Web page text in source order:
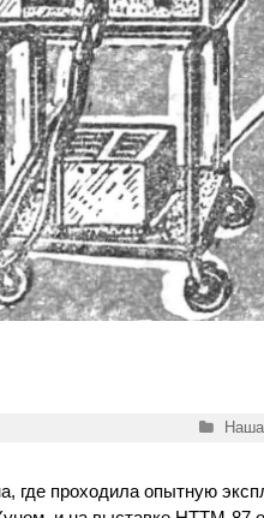
где проходила опытную